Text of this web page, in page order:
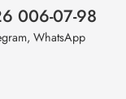
006-07-98
WhatsApp